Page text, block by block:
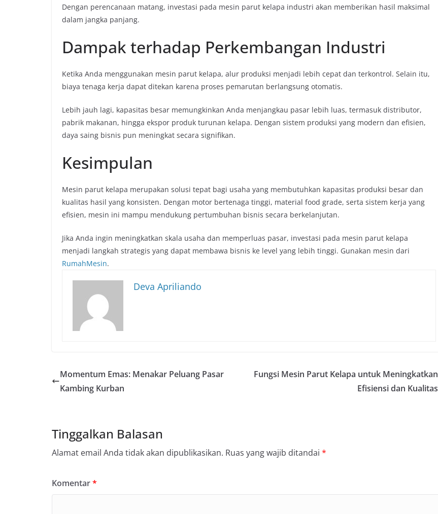
Dengan perencanaan matang, investasi pada mesin parut kelapa industri akan memberikan hasil maksimal
dalam jangka panjang.
Dampak terhadap Perkembangan Industri
Ketika Anda menggunakan mesin parut kelapa, alur produksi menjadi lebih cepat dan terkontrol. Selain itu,
biaya tenaga kerja dapat ditekan karena proses pemarutan berlangsung otomatis.
Lebih jauh lagi, kapasitas besar memungkinkan Anda menjangkau pasar lebih luas, termasuk distributor,
pabrik makanan, hingga ekspor produk turunan kelapa. Dengan sistem produksi yang modern dan efisien,
daya saing bisnis pun meningkat secara signifikan.
Kesimpulan
Mesin parut kelapa merupakan solusi tepat bagi usaha yang membutuhkan kapasitas produksi besar dan
kualitas hasil yang konsisten. Dengan motor bertenaga tinggi, material food grade, serta sistem kerja yang
efisien, mesin ini mampu mendukung pertumbuhan bisnis secara berkelanjutan.
Jika Anda ingin meningkatkan skala usaha dan memperluas pasar, investasi pada mesin parut kelapa
menjadi langkah strategis yang dapat membawa bisnis ke level yang lebih tinggi. Gunakan mesin dari
RumahMesin.
Deva Apriliando
Momentum Emas: Menakar Peluang Pasar
Kambing Kurban
Fungsi Mesin Parut Kelapa untuk Meningkatkan
Efisiensi dan Kualitas
Tinggalkan Balasan
Alamat email Anda tidak akan dipublikasikan. Ruas yang wajib ditandai *
Komentar*